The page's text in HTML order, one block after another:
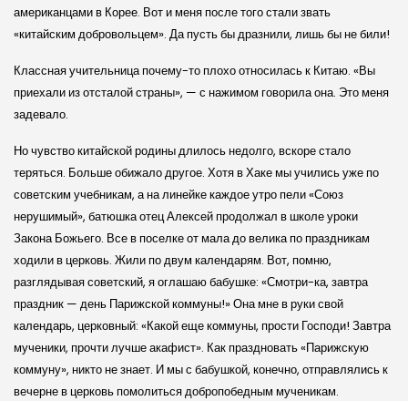
американцами в Корее. Вот и меня после того стали звать
«китайским добровольцем». Да пусть бы дразнили, лишь бы не били!
Классная учительница почему-то плохо относилась к Китаю. «Вы
приехали из отсталой страны», — с нажимом говорила она. Это меня
задевало.
Но чувство китайской родины длилось недолго, вскоре стало
теряться. Больше обижало другое. Хотя в Хаке мы учились уже по
советским учебникам, а на линейке каждое утро пели «Союз
нерушимый», батюшка отец Алексей продолжал в школе уроки
Закона Божьего. Все в поселке от мала до велика по праздникам
ходили в церковь. Жили по двум календарям. Вот, помню,
разглядывая советский, я оглашаю бабушке: «Смотри-ка, завтра
праздник — день Парижской коммуны!» Она мне в руки свой
календарь, церковный: «Какой еще коммуны, прости Господи! Завтра
мученики, прочти лучше акафист». Как праздновать «Парижскую
коммуну», никто не знает. И мы с бабушкой, конечно, отправлялись к
вечерне в церковь помолиться добропобедным мученикам.